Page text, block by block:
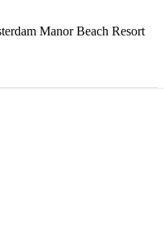
Manor Beach Resort